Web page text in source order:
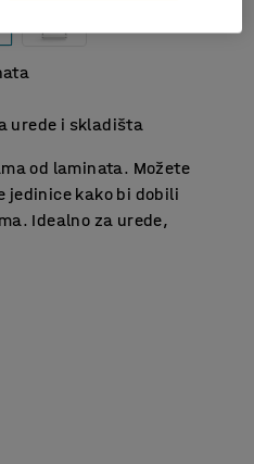
urede i skladišta
od laminata. Možete
jedinice kako bi dobili
Idealno za urede,